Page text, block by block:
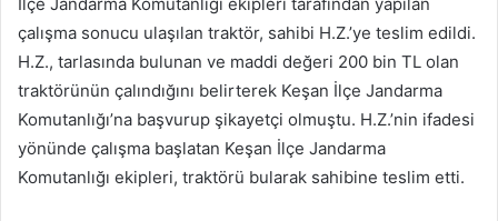
çalışma sonucu ulaşılan traktör, sahibi H.Z.’ye teslim edildi.
H.Z., tarlasında bulunan ve maddi değeri 200 bin TL olan
traktörünün çalındığını belirterek Keşan İlçe Jandarma
Komutanlığı’na başvurup şikayetçi olmuştu. H.Z.’nin ifadesi
yönünde çalışma başlatan Keşan İlçe Jandarma
Komutanlığı ekipleri, traktörü bularak sahibine teslim etti.